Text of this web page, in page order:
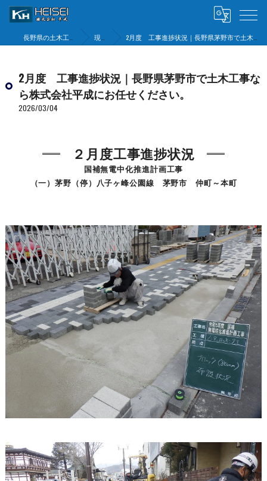
現場状況 2月度 工事進捗状況｜長野県茅野市で土木工事なら株式会社平成にお任せください。
2月度 工事進捗状況｜長野県茅野市で土木工事な
ら株式会社平成にお任せください。
2026/03/04
２月度工事進捗状況
国補無電中化推進計画工事
（一）茅野（停）八子ヶ峰公園線 茅野市 仲町～本町